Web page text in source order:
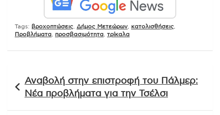
Tags: βροχοπτώσεις Δήμος Μετεώρων κατολισθήσεις
Προβλήματα
προσβασιμότητα τρίκαλα
άρθρων
Αναβολή στην επιστροφή του Πάλμερ:
Νέα προβλήματα για την Τσέλσι